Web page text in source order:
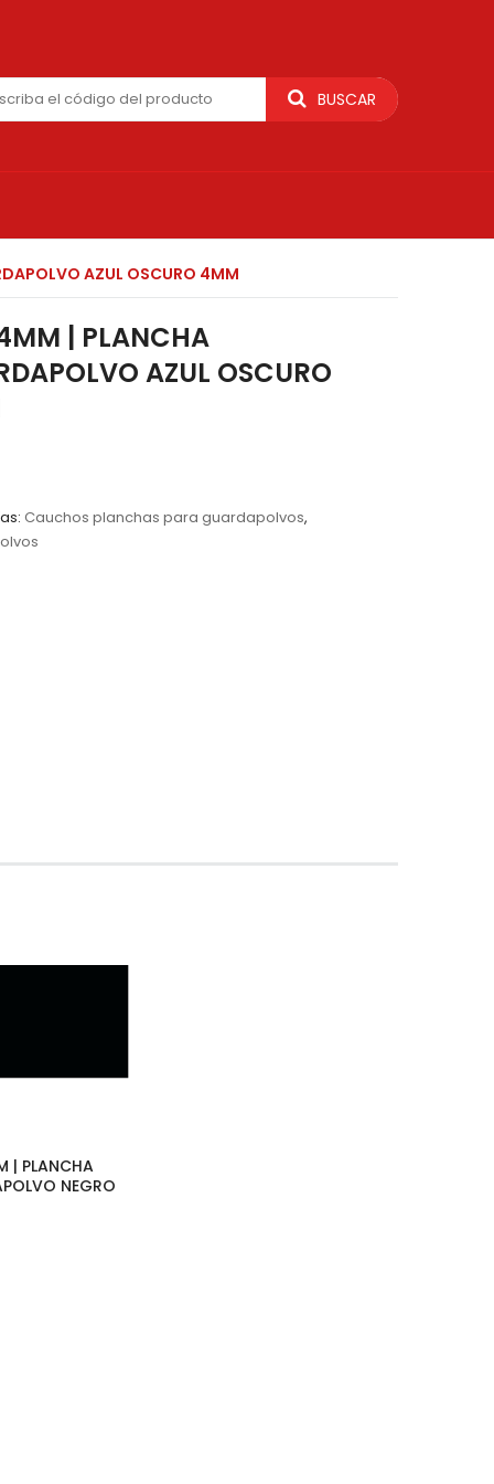
BUSCAR
AZUL OSCURO 4MM
| PLANCHA
AZUL OSCURO
Cauchos planchas para guardapolvos,
| PLANCHA
NEGRO